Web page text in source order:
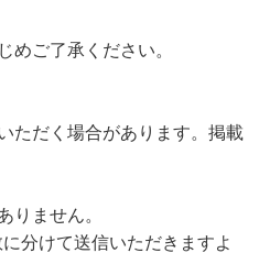
めご了承ください。
ただく場合があります。掲載
りません。
分けて送信いただきますよ